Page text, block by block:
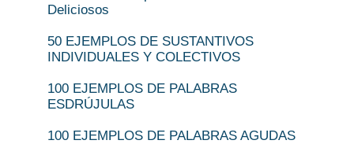
Deliciosos
50 EJEMPLOS DE SUSTANTIVOS
INDIVIDUALES Y COLECTIVOS
100 EJEMPLOS DE PALABRAS
ESDRÚJULAS
100 EJEMPLOS DE PALABRAS AGUDAS